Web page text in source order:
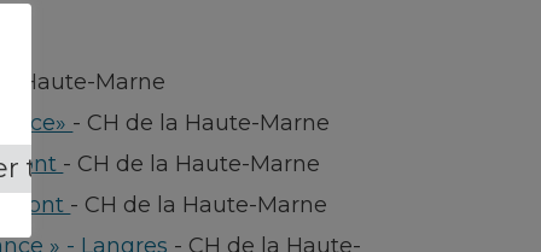
Haute-Marne
- CH de la Haute-Marne
- CH de la Haute-Marne
- CH de la Haute-Marne
» - Langres - CH de la Haute-
tout